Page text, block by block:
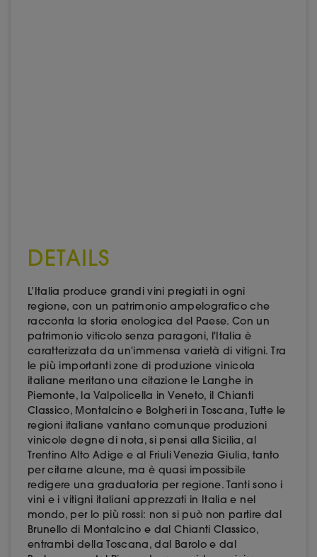
DETAILS
L’Italia produce grandi vini pregiati in ogni
regione, con un patrimonio ampelografico che
racconta la storia enologica del Paese. Con un
patrimonio viticolo senza paragoni, l'Italia è
caratterizzata da un'immensa varietà di vitigni. Tra
le più importanti zone di produzione vinicola
italiane meritano una citazione le Langhe in
Piemonte, la Valpolicella in Veneto, il Chianti
Classico, Montalcino e Bolgheri in Toscana, Tutte le
regioni italiane vantano comunque produzioni
vinicole degne di nota, si pensi alla Sicilia, al
Trentino Alto Adige e al Friuli Venezia Giulia, tanto
per citarne alcune, ma è quasi impossibile
redigere una graduatoria per regione. Tanti sono i
vini e i vitigni italiani apprezzati in Italia e nel
mondo, per lo più rossi: non si può non partire dal
Brunello di Montalcino e dal Chianti Classico,
entrambi della Toscana, dal Barolo e dal